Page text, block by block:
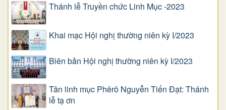
Thánh lễ Truyền chức Linh Mục -2023
Khai mạc Hội nghị thường niên kỳ I/2023
Biên bản Hội nghị thường niên kỳ I/2023
Tân linh mục Phêrô Nguyễn Tiến Đạt: Thánh
lễ tạ ơn